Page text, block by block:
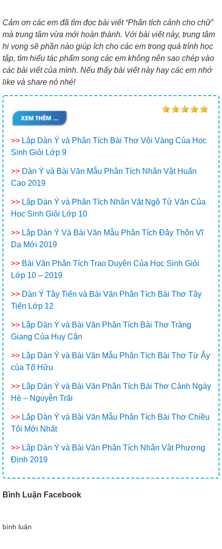
Cảm ơn các em đã tìm đọc bài viết “Phân tích cảnh cho chữ”
mà trung tâm vừa mới hoàn thành. Với bài viết này, trung tâm
hi vọng sẽ phần nào giúp ích cho các em trong quá trình học
tập, tìm hiểu tác phẩm song các em không nên sao chép vào
các bài viết của mình. Nếu thấy bài viết này hay các em nhớ
like và share nó nhé!
>> Lập Dàn Ý và Phân Tích Bài Thơ Vội Vàng Của Học
Sinh Giỏi Lớp 9
>> Dàn Ý và Bài Văn Mẫu Phân Tích Nhân Vật Huấn
Cao 2019
>> Lập Dàn Ý và Phân Tích Nhân Vật Ngô Tử Văn Của
Học Sinh Giỏi Lớp 10
>> Lập Dàn Ý Và Bài Văn Mẫu Phân Tích Đây Thôn Vĩ
Dạ Mới 2019
>> Bài Văn Phân Tích Trao Duyên Của Học Sinh Giỏi
Lớp 10 – 2019
>> Dàn Ý Tây Tiến và Bài Văn Phân Tích Bài Thơ Tây
Tiến Lớp 12
>> Lập Dàn Ý và Bài Văn Phân Tích Bài Thơ Tràng
Giang Của Huy Cận
>> Lập Dàn Ý và Bài Văn Mẫu Phân Tích Bài Thơ Từ Ấy
của Tố Hữu
>> Lập Dàn Ý và Bài Văn Phân Tích Bài Thơ Cảnh Ngày
Hè – Nguyễn Trãi
>> Lập Dàn Ý và Bài Văn Mẫu Phân Tích Bài Thơ Chiều
Tối Mới Nhất
>> Lập Dàn Ý và Bài Văn Phân Tích Nhân Vật Phương
Định 2019
Bình Luận Facebook
bình luận